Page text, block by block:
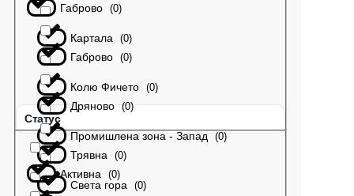
Картала (0)
Колю Фичето (0)
Промишлена зона - Запад (0)
Света гора (0)
Габрово (0)
Габрово (0)
Дряново (0)
Трявна (0)
Статус
Активна (0)